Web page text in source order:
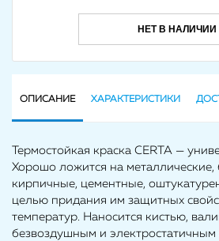
НЕТ В НАЛИЧИИ
ОПИСАНИЕ ХАРАКТЕРИСТИКИ
Термостойкая краска CERTA —
Хорошо ложится на металлические,
кирпичные, цементные,
целью придания им защитных
температур. Наносится кистью,
безвоздушным и электростатичным